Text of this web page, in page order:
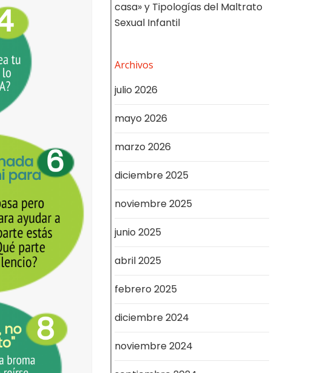
casa» y Tipologías del Maltrato
Sexual Infantil
Archivos
julio 2026
mayo 2026
marzo 2026
diciembre 2025
noviembre 2025
junio 2025
abril 2025
febrero 2025
diciembre 2024
noviembre 2024